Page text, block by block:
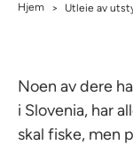
Hjem > Utleie av
Noen av dere
i Slovenia, har
skal fiske, men